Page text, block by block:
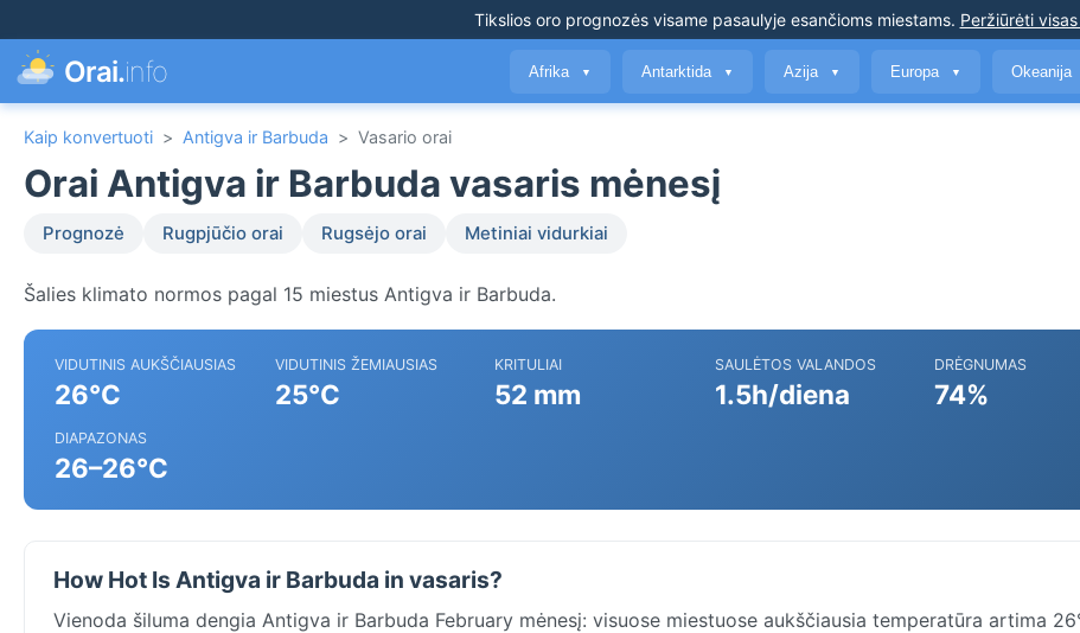
Tikslios oro prognozėsvisame pasaulyje esančioms miestams. Peržiūrėti
Orai.info Afrika ▼ Antarktida ▼ Azija ▼ Europa ▼ Okeanija
Kaip konvertuoti > Antigva ir Barbuda > Vasario orai
Orai Antigva ir Barbuda vasaris mėnesį
Prognozė Rugpjūčio orai Rugsėjo orai Metiniai vidurkiai
Šalies klimato normos pagal 15 miestus Antigva ir Barbuda.
VIDUTINIS AUKŠČIAUSIAS
26°C
VIDUTINIS ŽEMIAUSIAS
25°C
KRITULIAI
52 mm
SAULĖTOS VALANDOS
1.5h/diena
DRĖGNUMAS
74%
DIAPAZONAS
26–26°C
How Hot Is Antigva ir Barbuda in vasaris?
Vienoda šiluma dengia Antigva ir Barbuda February mėnesį: visuose miestuose aukščiausia temperatūra artima